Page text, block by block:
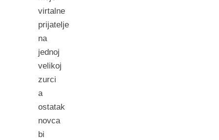
virtalne
prijatelje
na
jednoj
velikoj
zurci
a
ostatak
novca
bi